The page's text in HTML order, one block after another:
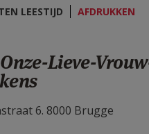
OF
LEESTIJD
AFDRUKKEN
Lieve-
6. 8000 Brugge